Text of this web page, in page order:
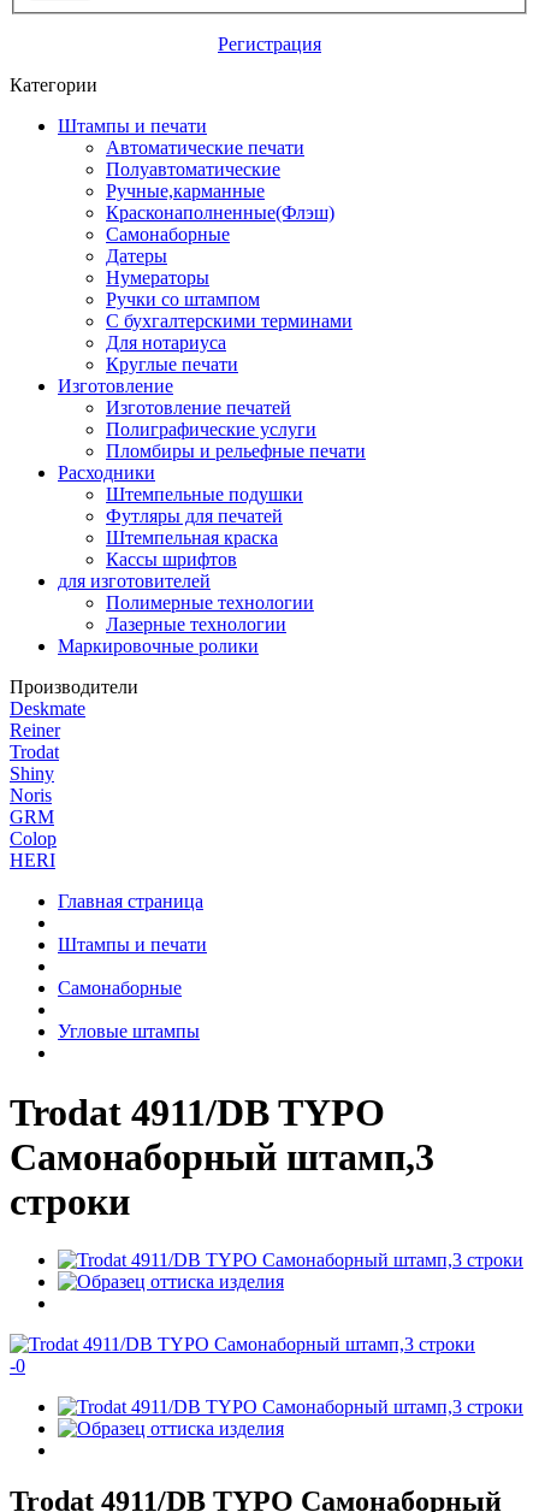
Регистрация
Категории
Штампы и печати
Автоматические печати
Полуавтоматические
Ручные,карманные
Красконаполненные(Флэш)
Самонаборные
Датеры
Нумераторы
Ручки со штампом
С бухгалтерскими терминами
Для нотариуса
Круглые печати
Изготовление
Изготовление печатей
Полиграфические услуги
Пломбиры и рельефные печати
Расходники
Штемпельные подушки
Футляры для печатей
Штемпельная краска
Кассы шрифтов
для изготовителей
Полимерные технологии
Лазерные технологии
Маркировочные ролики
Производители
Deskmate
Reiner
Trodat
Shiny
Noris
GRM
Colop
HERI
Главная страница
Штампы и печати
Самонаборные
Угловые штампы
Trodat 4911/DB TYPO
Самонаборный штамп,3
строки
-0
Trodat 4911/DB TYPO Самонаборный